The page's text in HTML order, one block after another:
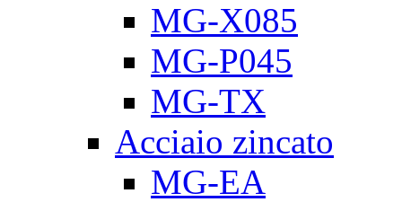
MG-X085
MG-P045
MG-TX
Acciaio zincato
MG-EA